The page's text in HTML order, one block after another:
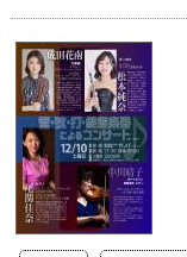
イベント
プラットについて
チケット・座席
施設の利用につ